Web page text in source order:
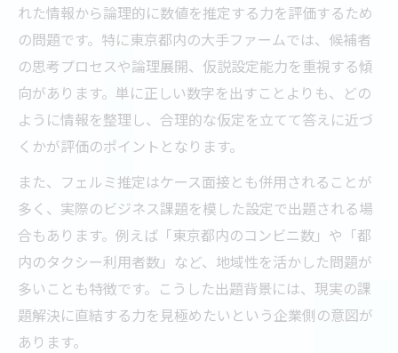
れた情報から論理的に数値を推定する力を評価するため
の問題です。特に東京都内の大手ファームでは、候補者
の思考プロセスや論理展開、仮説設定能力を重視する傾
向があります。単に正しい数字を出すことよりも、どの
ように情報を整理し、合理的な仮定を立てて答えに近づ
くかが評価のポイントとなります。
また、フェルミ推定はケース面接とも併用されることが
多く、実際のビジネス課題を模した設定で出題される場
合もあります。例えば「東京都内のコンビニ数」や「都
内のタクシー利用者数」など、地域性を活かした問題が
多いことも特徴です。こうした出題背景には、現実の課
題解決に直結する力を見極めたいという企業側の意図が
あります。